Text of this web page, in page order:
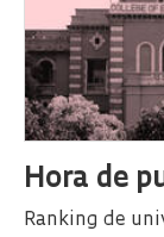
Hora de
Ranking de